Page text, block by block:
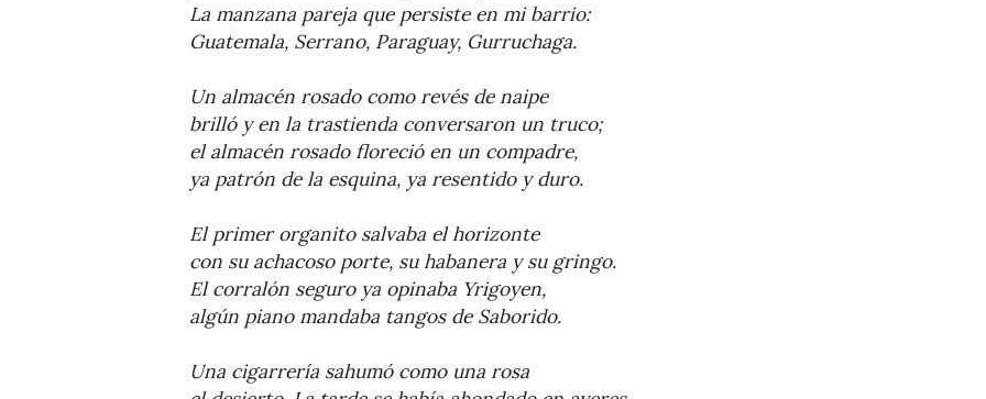
La manzana pareja que persiste en mi barrio:
Guatemala, Serrano, Paraguay, Gurruchaga.
Un almacén rosado como revés de naipe
brilló y en la trastienda conversaron un truco;
el almacén rosado floreció en un compadre,
ya patrón de la esquina, ya resentido y duro.
El primer organito salvaba el horizonte
con su achacoso porte, su habanera y su gringo.
El corralón seguro ya opinaba Yrigoyen,
algún piano mandaba tangos de Saborido.
Una cigarrería sahumó como una rosa